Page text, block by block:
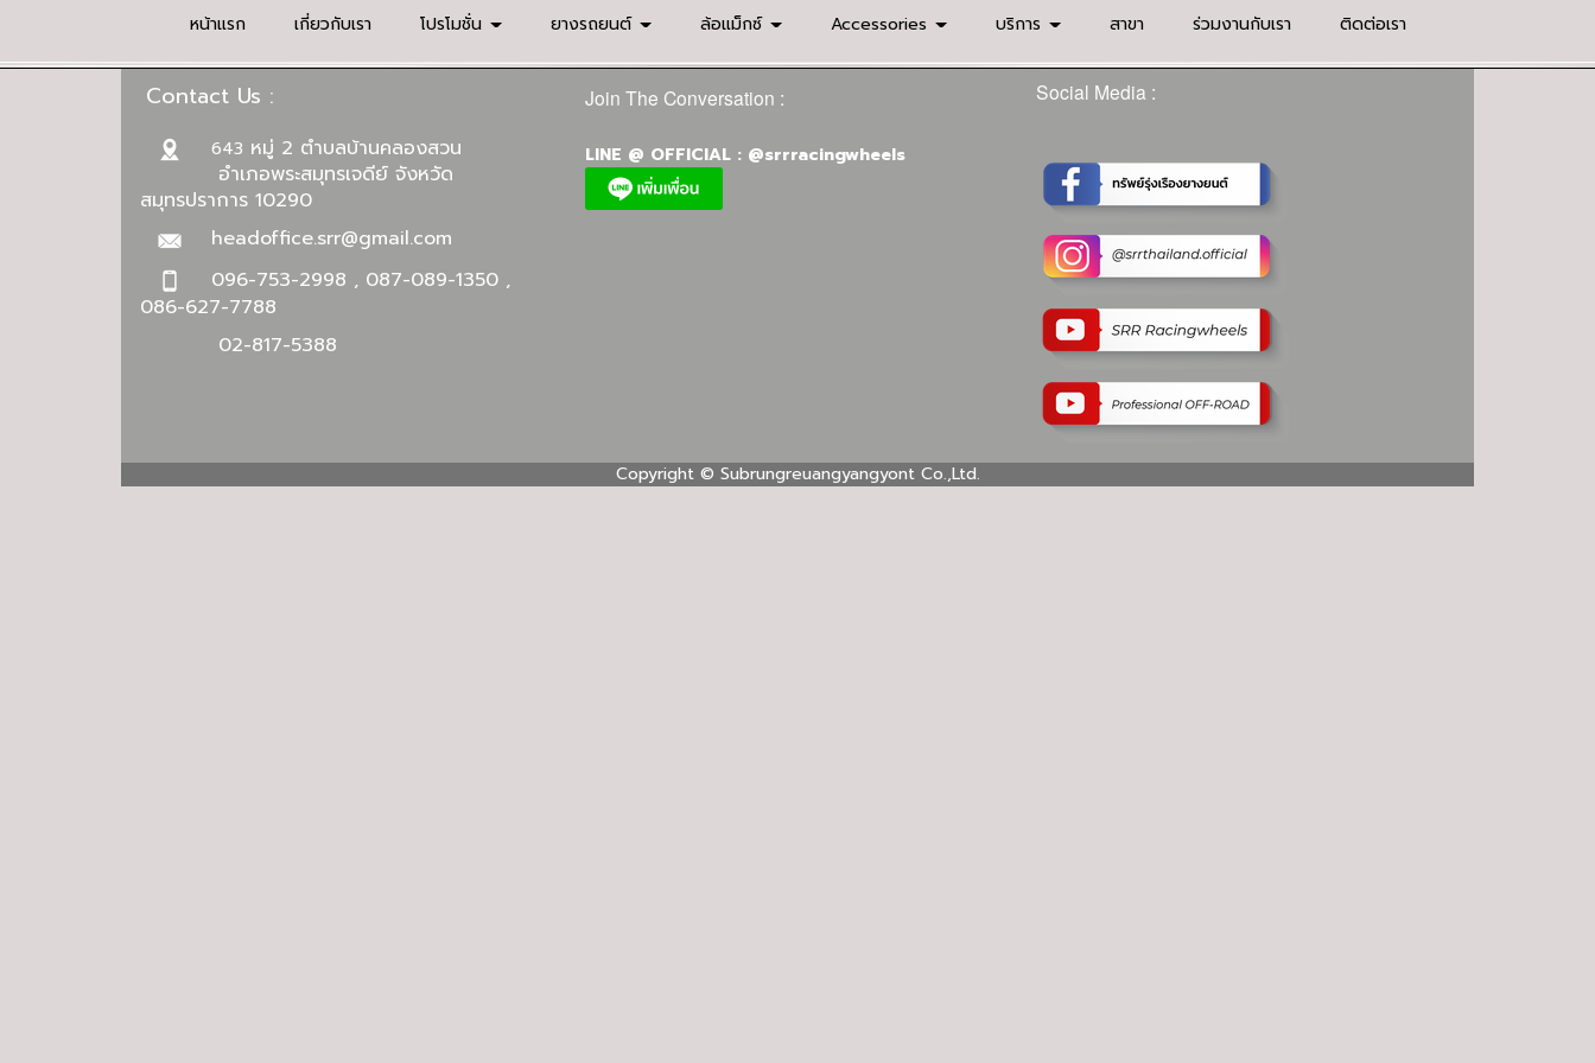
หน้าแรก เกี่ยวกับเรา โปรโมชั่น ยางรถยนต์ ล้อแม็กซ์ Accessories บริการ สาขา ร่วมงานกับเรา ติดต่อเรา
Contact Us :
643 หมู่ 2 ตำบลบ้านคลองสวน
อำเภอพระสมุทรเจดีย์ จังหวัด
สมุทรปราการ 10290
headoffice.srr@gmail.com
096-753-2998 , 087-089-1350 ,
086-627-7788
02-817-5388
Join The Conversation :
LINE @ OFFICIAL : @srrracingwheels
Social Media :
Copyright © Subrungreuangyangyont Co.,Ltd.